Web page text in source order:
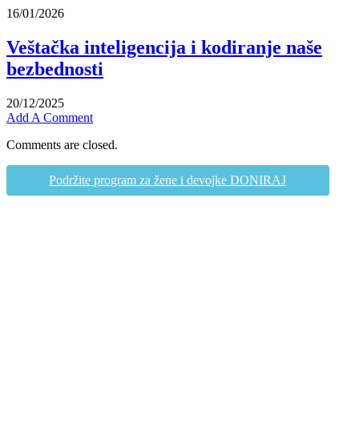
16/01/2026
Veštačka inteligencija i kodiranje naše
bezbednosti
20/12/2025
Add A Comment
Comments are closed.
Podržite program za žene i devojke DONIRAJ